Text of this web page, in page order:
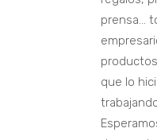
prensa…
que lo